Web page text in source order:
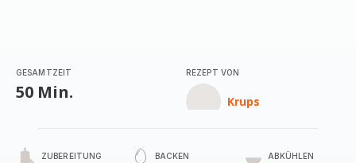
GESAMTZEIT
50 Min.
REZEPT VON
Krups
ZUBEREITUNG BACKEN ABKÜHLEN